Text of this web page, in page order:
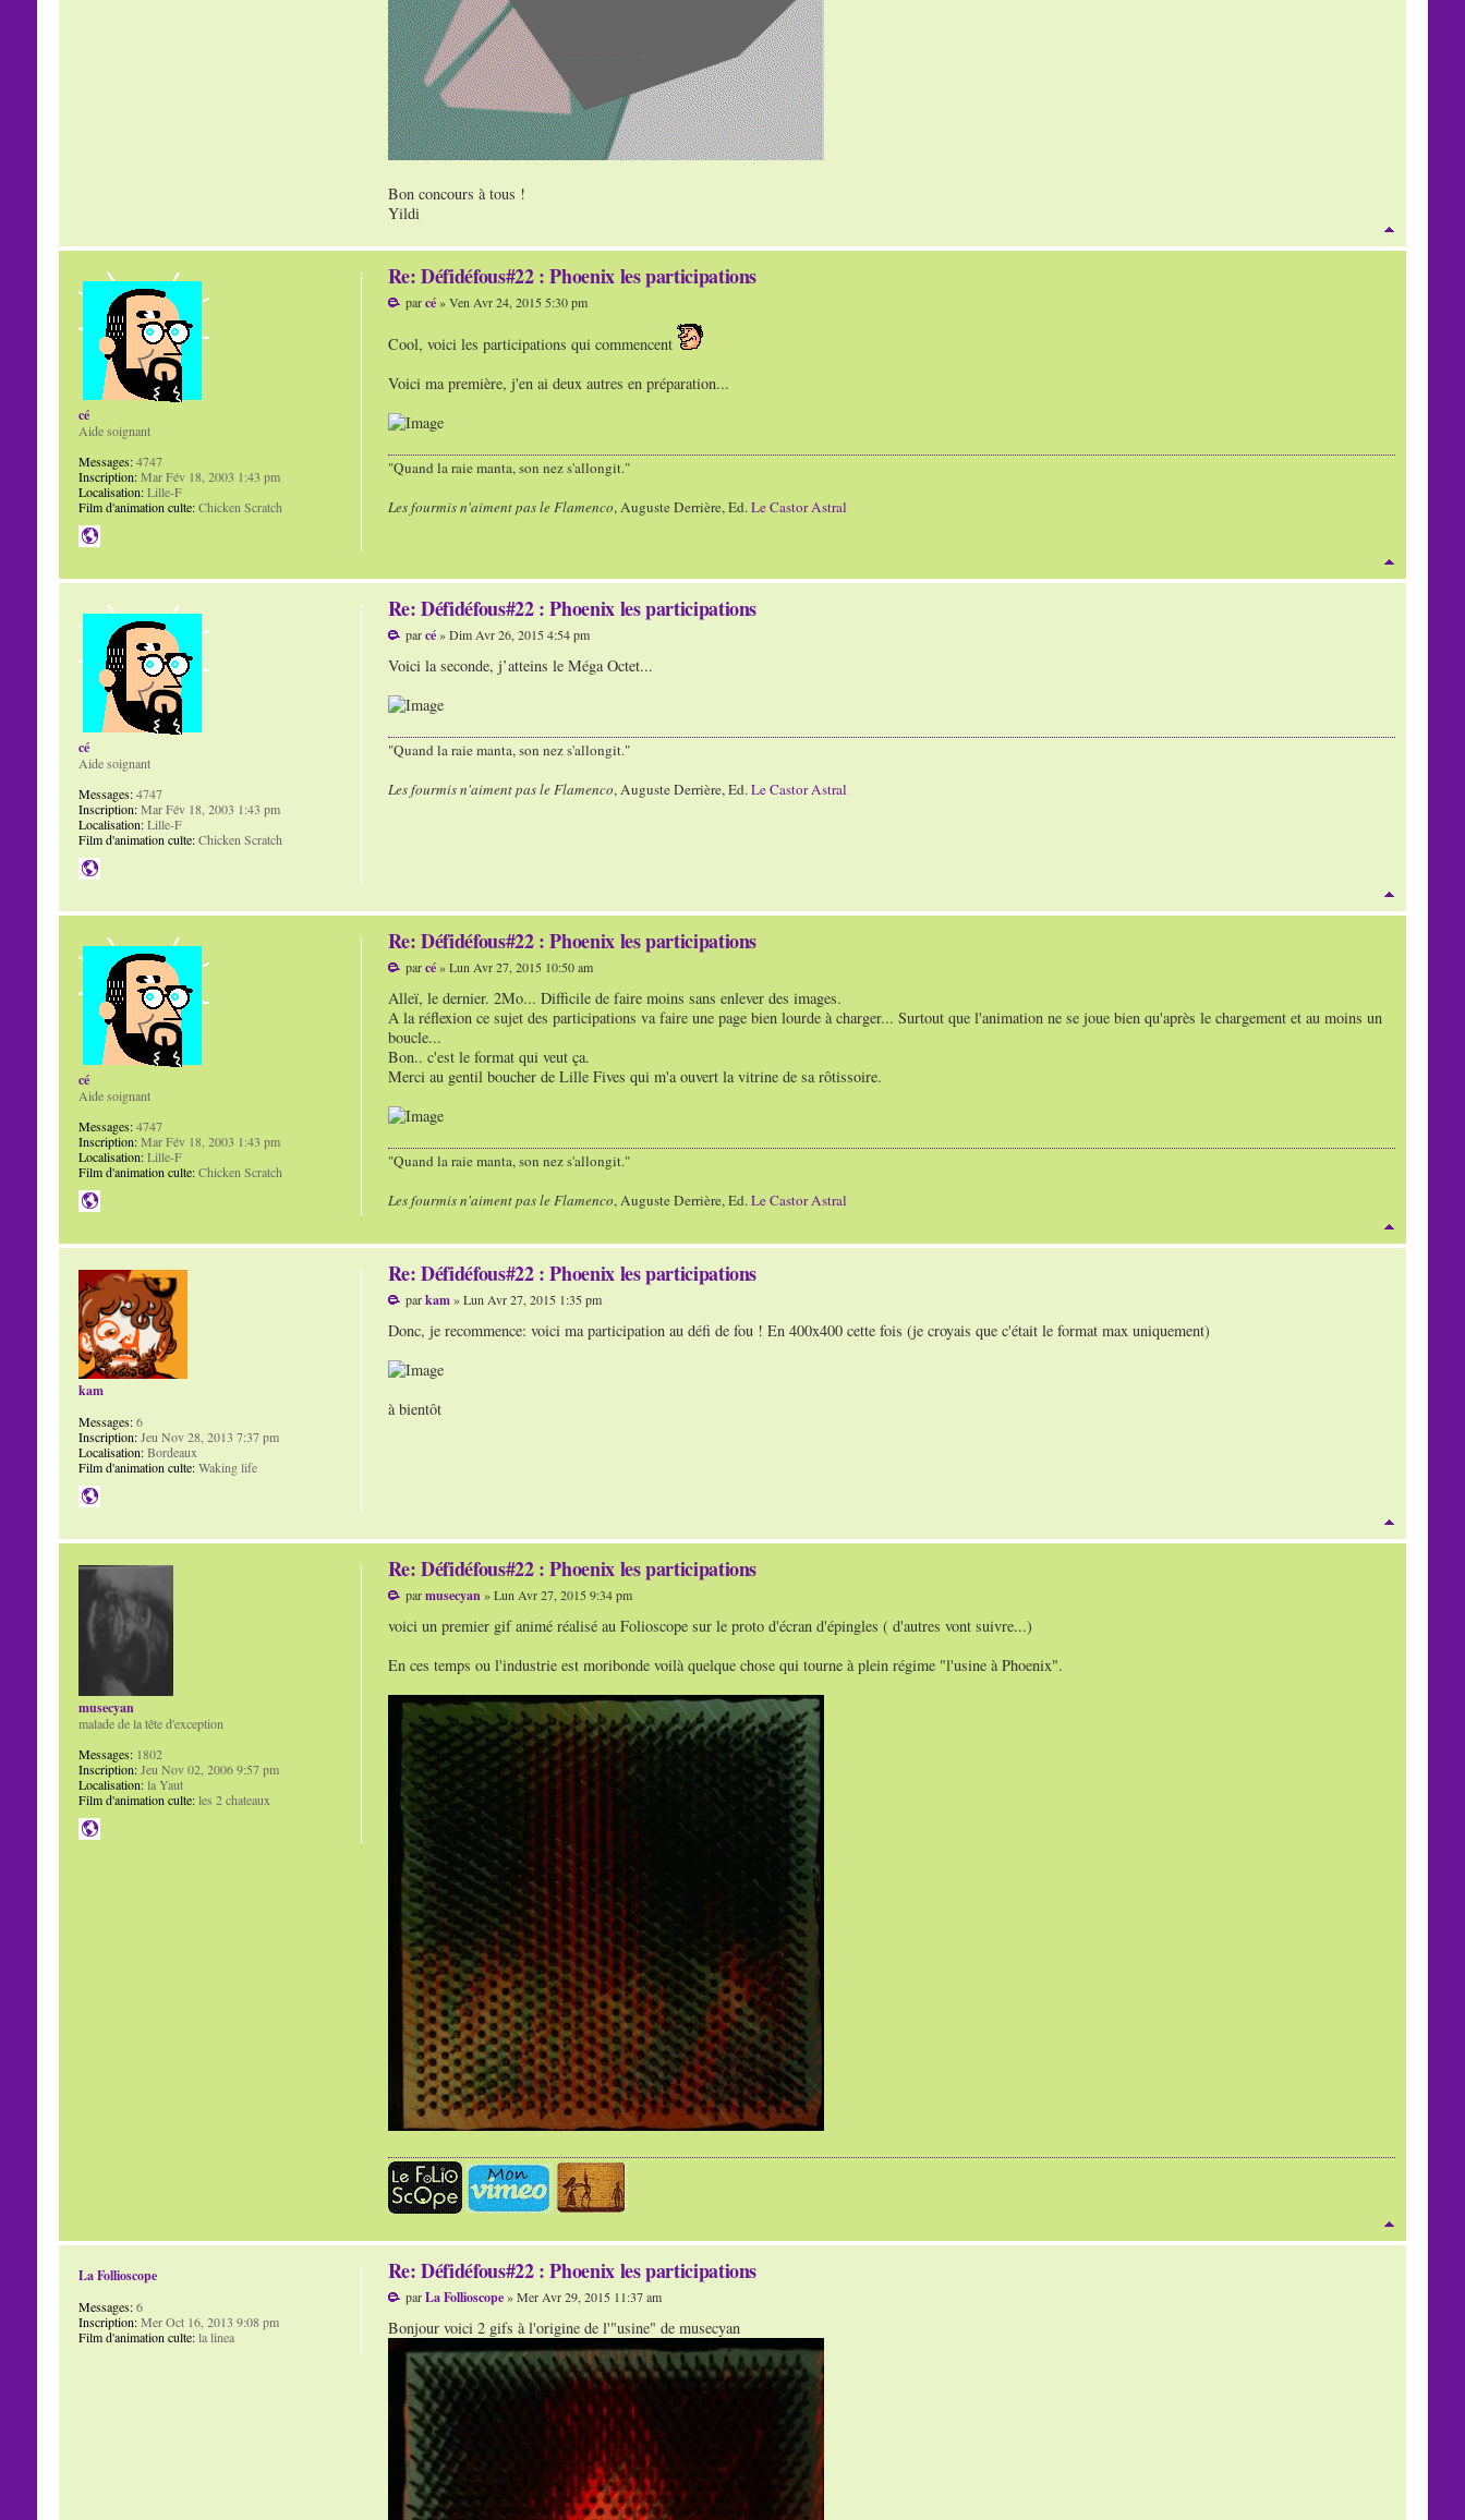
Bon concours à tous !
Yildi
Re: Défidéfous#22 : Phoenix les participations
parcé» Ven Avr 24, 2015 5:30 pm
Cool, voici les participations qui commencent
Voici ma première, j'en ai deux autres en préparation...
"Quand la raie manta, son nez s'allongit."
Les fourmis n'aiment pas le Flamenco, Auguste Derrière, Ed.Le Castor Astral
cé
Aide soignant
Messages:4747
Inscription:Mar Fév 18, 2003 1:43 pm
Localisation:Lille-F
Film d'animation culte:Chicken Scratch
Re: Défidéfous#22 : Phoenix les participations
parcé» Dim Avr 26, 2015 4:54 pm
Voici la seconde, j’atteins le Méga Octet...
"Quand la raie manta, son nez s'allongit."
Les fourmis n'aiment pas le Flamenco, Auguste Derrière, Ed.Le Castor Astral
cé
Aide soignant
Messages:4747
Inscription:Mar Fév 18, 2003 1:43 pm
Localisation:Lille-F
Film d'animation culte:Chicken Scratch
Re: Défidéfous#22 : Phoenix les participations
parcé» Lun Avr 27, 2015 10:50 am
Alleï, le dernier. 2Mo... Difficile de faire moins sans enlever des images.
A la réflexion ce sujet des participations va faire une page bien lourde à charger... Surtout que l'animation ne se joue bien qu'après le chargement et au moins un
boucle...
Bon.. c'est le format qui veut ça.
Merci au gentil boucher de Lille Fives qui m'a ouvert la vitrine de sa rôtissoire.
"Quand la raie manta, son nez s'allongit."
Les fourmis n'aiment pas le Flamenco, Auguste Derrière, Ed.Le Castor Astral
cé
Aide soignant
Messages:4747
Inscription:Mar Fév 18, 2003 1:43 pm
Localisation:Lille-F
Film d'animation culte:Chicken Scratch
Re: Défidéfous#22 : Phoenix les participations
parkam» Lun Avr 27, 2015 1:35 pm
Donc, je recommence: voici ma participation au défi de fou ! En 400x400 cette fois (je croyais que c'était le format max uniquement)
à bientôt
kam
Messages:6
Inscription:Jeu Nov 28, 2013 7:37 pm
Localisation:Bordeaux
Film d'animation culte:Waking life
Re: Défidéfous#22 : Phoenix les participations
parmusecyan » Lun Avr 27, 2015 9:34 pm
voici un premier gif animé réalisé au Folioscope sur le proto d'écran d'épingles ( d'autres vont suivre...)
En ces temps ou l'industrie est moribonde voilà quelque chose qui tourne à plein régime "l'usine à Phoenix".
musecyan
malade de la tête d'exception
Messages:1802
Inscription:Jeu Nov 02, 2006 9:57 pm
Localisation:la Yaut
Film d'animation culte:les 2 chateaux
Re: Défidéfous#22 : Phoenix les participations
parLa Follioscope» Mer Avr 29, 2015 11:37 am
Bonjour voici 2 gifs à l'origine de l'"usine" de musecyan
La Follioscope
Messages:6
Inscription:Mer Oct 16, 2013 9:08 pm
Film d'animation culte:la linea